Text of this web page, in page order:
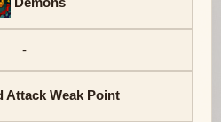
-
Attack Weak Point